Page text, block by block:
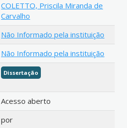
COLETTO, Priscila Miranda de
Carvalho
Não Informado pela instituição
Não Informado pela instituição
Dissertação
Acesso aberto
por